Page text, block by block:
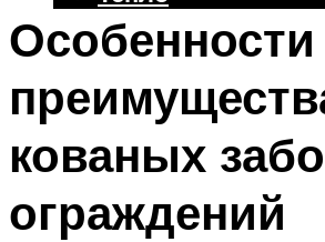
Крыша
Ворота
Особенности
кованых
ограждений